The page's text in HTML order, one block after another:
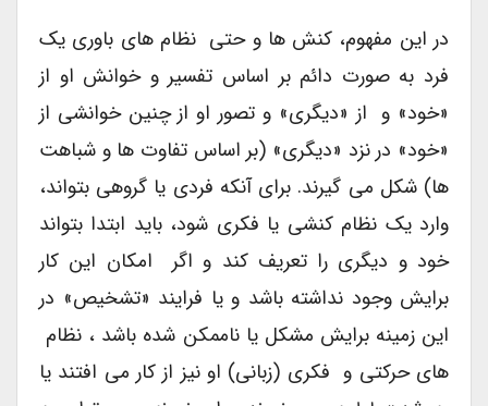
در این مفهوم، کنش ها و حتی نظام های باوری یک
فرد به صورت دائم بر اساس تفسیر و خوانش او از
«خود» و از «دیگری» و تصور او از چنین خوانشی از
«خود» در نزد «دیگری» (بر اساس تفاوت ها و شباهت
ها) شکل می گیرند. برای آنکه فردی یا گروهی بتواند،
وارد یک نظام کنشی یا فکری شود، باید ابتدا بتواند
خود و دیگری را تعریف کند و اگر امکان این کار
برایش وجود نداشته باشد و یا فرایند «تشخیص» در
این زمینه برایش مشکل یا ناممکن شده باشد ، نظام
های حرکتی و فکری (زبانی) او نیز از کار می افتند یا